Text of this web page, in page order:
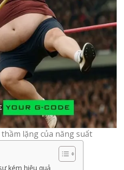
lặng của năng suất
kém hiệu quả